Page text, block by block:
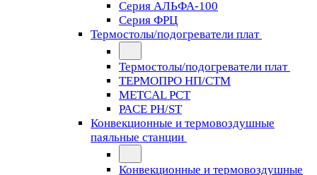
Серия АЛЬФА-100
Серия ФРЦ
Термостолы/подогреватели плат
Термостолы/подогреватели плат
ТЕРМОПРО НП/СТМ
METCAL PCT
PACE PH/ST
Конвекционные и термовоздушные
паяльные станции
Конвекционные и термовоздушные